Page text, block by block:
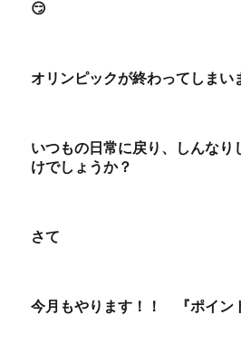
😏
オリンピックが終わってしまい
いつもの日常に戻り、しんなり
けでしょうか？
さて
今月もやります！！ 『ポイン